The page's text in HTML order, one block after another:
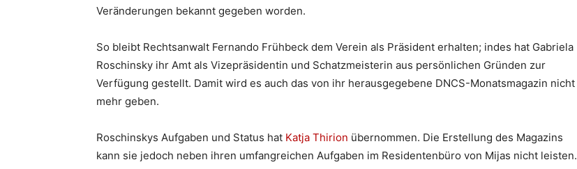
Veränderungen bekannt gegeben worden.
So bleibt Rechtsanwalt Fernando Frühbeck dem Verein als Präsident erhalten; indes hat Gabriela
Roschinsky ihr Amt als Vizepräsidentin und Schatzmeisterin aus persönlichen Gründen zur
Verfügung gestellt. Damit wird es auch das von ihr herausgegebene DNCS-Monatsmagazin nicht
mehr geben.
Roschinskys Aufgaben und Status hat Katja Thirion übernommen. Die Erstellung des Magazins
kann sie jedoch neben ihren umfangreichen Aufgaben im Residentenbüro von Mijas nicht leisten.